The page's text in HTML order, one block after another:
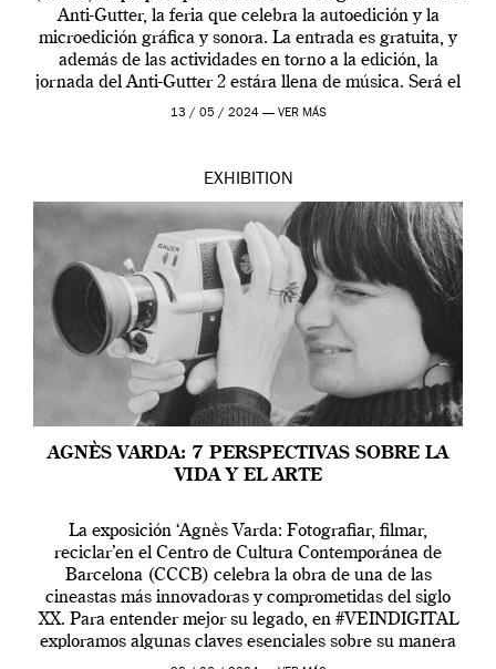
Anti-Gutter, la feria que celebra la autoedición y la
microedición gráfica y sonora. La entrada es gratuita, y
además de las actividades en torno a la edición, la
jornada del Anti-Gutter 2 estára llena de música. Será el
[…]
13 / 05 / 2024 — VER MÁS
EXHIBITION
AGNÈS VARDA: 7 PERSPECTIVAS SOBRE LA
VIDA Y EL ARTE
La exposición ‘Agnès Varda: Fotografiar, filmar,
reciclar’en el Centro de Cultura Contemporánea de
Barcelona (CCCB) celebra la obra de una de las
cineastas más innovadoras y comprometidas del siglo
XX. Para entender mejor su legado, en #VEINDIGITAL
exploramos algunas claves esenciales sobre su manera
de entender la vida, el cine y el arte contemporáneo.